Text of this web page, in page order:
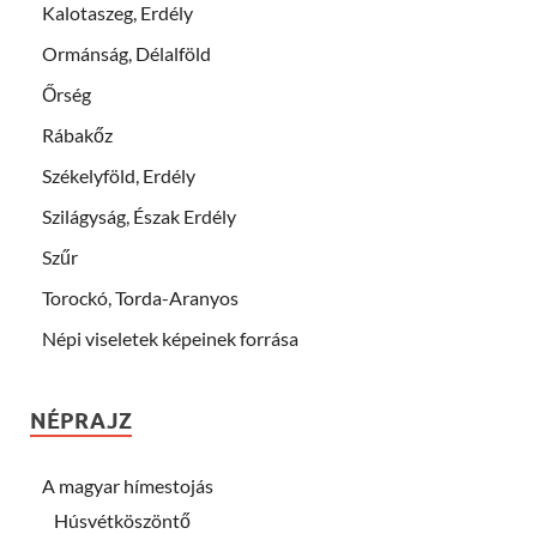
Kalotaszeg, Erdély
Ormánság, Délalföld
Őrség
Rábakőz
Székelyföld, Erdély
Szilágyság, Észak Erdély
Szűr
Torockó, Torda-Aranyos
Népi viseletek képeinek forrása
NÉPRAJZ
A magyar hímestojás
Húsvétköszöntő